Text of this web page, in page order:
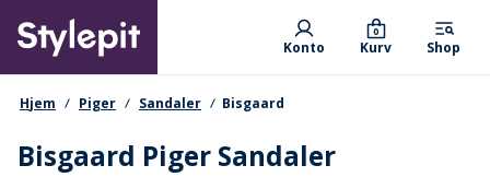
main
content
Primary departments
Konto Kurv
0
Shop
navigationssti
Hjem Piger Sandaler Bisgaard
Bisgaard Piger Sandaler